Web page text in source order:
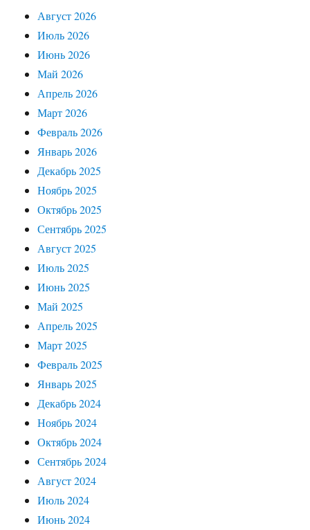
Август 2026
Июль 2026
Июнь 2026
Май 2026
Апрель 2026
Март 2026
Февраль 2026
Январь 2026
Декабрь 2025
Ноябрь 2025
Октябрь 2025
Сентябрь 2025
Август 2025
Июль 2025
Июнь 2025
Май 2025
Апрель 2025
Март 2025
Февраль 2025
Январь 2025
Декабрь 2024
Ноябрь 2024
Октябрь 2024
Сентябрь 2024
Август 2024
Июль 2024
Июнь 2024